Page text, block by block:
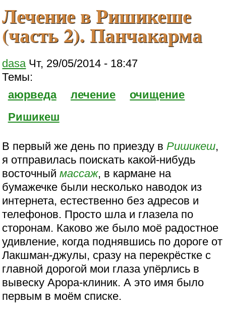
Лечение в Ришикеше
(часть 2). Панчакарма
dasa Чт, 29/05/2014 - 18:47
Темы:
аюрведа
лечение
очищение
Ришикеш
В первый же день по приезду в Ришикеш,
я отправилась поискать какой-нибудь
восточныймассаж, в кармане на
бумажечке были несколько наводок из
интернета, естественно без адресов и
телефонов. Просто шла и глазела по
сторонам. Каково же было моё радостное
удивление, когда поднявшись по дороге от
Лакшман-джулы, сразу на перекрёстке с
главной дорогой мои глаза упёрлись в
вывеску Арора-клиник. А это имя было
первым в моём списке.